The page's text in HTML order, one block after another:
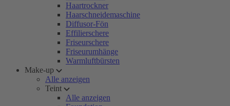
Haartrockner
Haarschneidemaschine
Diffusor-Fön
Effilierschere
Friseurschere
Friseurumhänge
Warmluftbürsten
Make-up
Alle anzeigen
Teint
Alle anzeigen